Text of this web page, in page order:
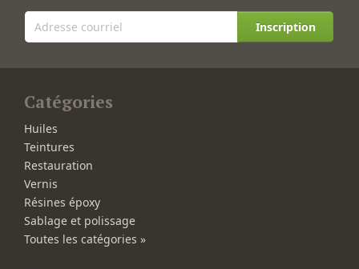
Inscription
Catégories
Huiles
Teintures
Restauration
Vernis
Résines époxy
Sablage et polissage
Toutes les catégories »